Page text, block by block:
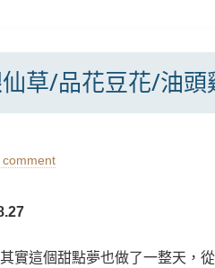
草/品花豆花/油頭
實這個甜點夢也做了一整天，